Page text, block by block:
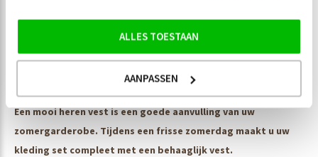
ALLES TOESTAAN
AANPASSEN
Een mooi heren vest is een goede aanvulling van uw
zomergarderobe. Tijdens een frisse zomerdag maakt u uw
kleding set compleet met een behaaglijk vest.